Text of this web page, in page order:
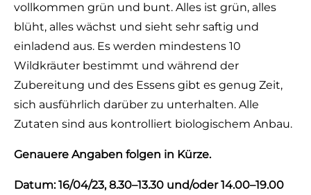
vollkommen grün und bunt. Alles ist grün, alles
blüht, alles wächst und sieht sehr saftig und
einladend aus. Es werden mindestens 10
Wildkräuter bestimmt und während der
Zubereitung und des Essens gibt es genug Zeit,
sich ausführlich darüber zu unterhalten. Alle
Zutaten sind aus kontrolliert biologischem Anbau.
Genauere Angaben folgen in Kürze.
Datum: 16/04/23, 8.30–13.30 und/oder 14.00–19.00